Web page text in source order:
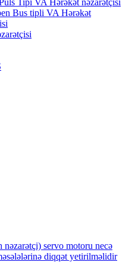
Tipi VA Hərəkət nəzarətçisi
Bus tipli VA Hərəkət
nəzarətçi) servo motoru necə
diqqət yetirilməlidir